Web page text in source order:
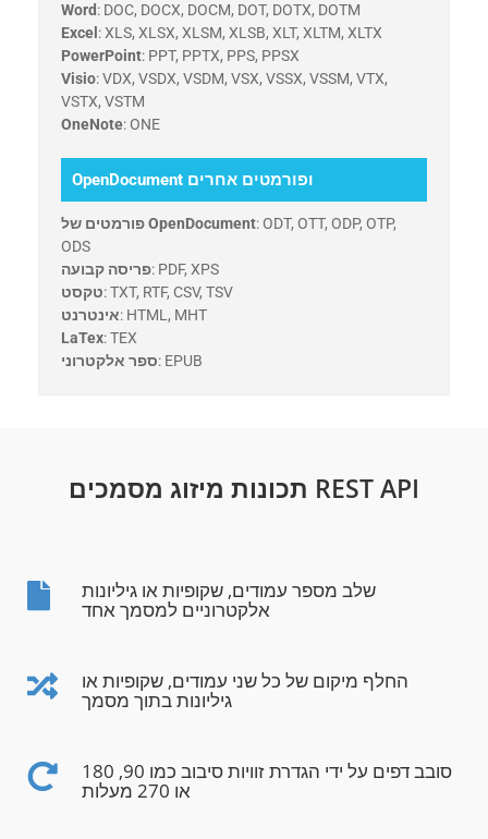
Word: DOC, DOCX, DOCM, DOT, DOTX, DOTM
Excel : XLS, XLSX, XLSM, XLSB, XLT, XLTM, XLTX
PowerPoint: PPT, PPTX, PPS, PPSX
Visio: VDX, VSDX, VSDM, VSX, VSSX, VSSM, VTX,
VSTX, VSTM
OneNote: ONE
OpenDocument ופורמטים אחרים
פורמטים של OpenDocument: ODT, OTT, ODP, OTP,
ODS
פריסה קבועה: PDF, XPS
טקסט: TXT, RTF, CSV, TSV
אינטרנט: HTML, MHT
LaTex: TEX
ספר אלקטרוני: EPUB
תכונות מיזוג מסמכים REST API
שלב מספר עמודים, שקופיות או גיליונות
אלקטרוניים למסמך אחד
החלף מיקום של כל שני עמודים, שקופיות או
גיליונות בתוך מסמך
סובב דפים על ידי הגדרת זוויות סיבוב כמו 90, 180
או 270 מעלות